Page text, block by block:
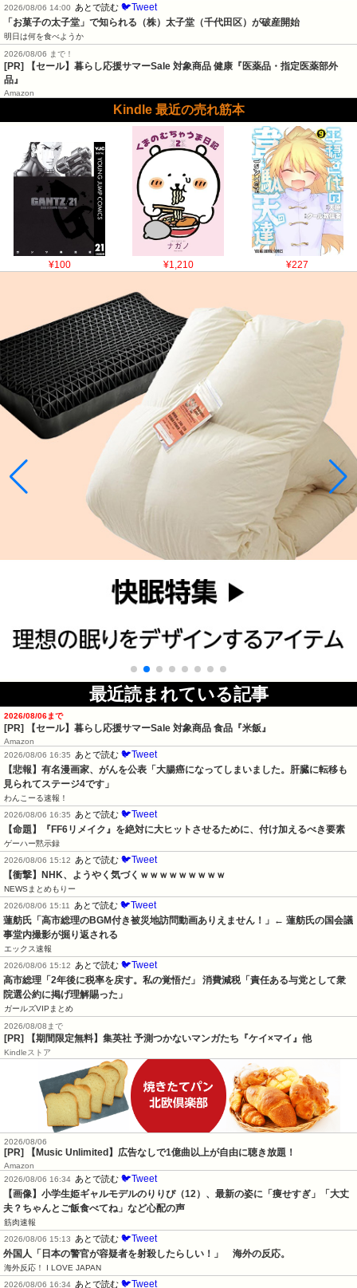
2026/08/06 14:00
あとで読む 🐦Tweet
「お菓子の太子堂」で知られる（株）太子堂（千代田区）が破産開始
明日は何を食べようか
2026/08/06 まで！
[PR]
【セール】暮らし応援サマーSale 対象商品 健康『医薬品・指定医薬部外
品』
Amazon
Kindle 最近の売れ筋本
¥100 ¥1,210 ¥227
最近読まれている記事
2026/08/06まで
[PR] 【セール】暮らし応援サマーSale 対象商品 食品『米飯』
Amazon
2026/08/06 16:35
あとで読む 🐦Tweet
【悲報】有名漫画家、がんを公表「大腸癌になってしまいました。肝臓に転移も
見られてステージ4です」
わんこーる速報！
2026/08/06 16:35
あとで読む 🐦Tweet
【命題】『FF6リメイク』を絶対に大ヒットさせるために、付け加えるべき要素
ゲーハー黙示録
2026/08/06 15:12
あとで読む 🐦Tweet
【衝撃】NHK、ようやく気づくｗｗｗｗｗｗｗｗｗ
NEWSまとめもりー
2026/08/06 15:11
あとで読む 🐦Tweet
蓮舫氏「高市総理のBGM付き被災地訪問動画ありえません！」← 蓮舫氏の国会議
事堂内撮影が掘り返される
エックス速報
2026/08/06 15:12
あとで読む 🐦Tweet
高市総理「2年後に税率を戻す。私の覚悟だ」 消費減税「責任ある与党として衆
院選公約に掲げ理解賜った」
ガールズVIPまとめ
2026/08/08まで
[PR] 【期間限定無料】集英社 予測つかないマンガたち『ケイ×マイ』他
Kindleストア
2026/08/06
[PR] 【Music Unlimited】広告なしで1億曲以上が自由に聴き放題！
Amazon
2026/08/06 16:34 あとで読む 🐦Tweet
【画像】小学生姫ギャルモデルのりりぴ（12）、最新の姿に「痩せすぎ」「大丈
夫？ちゃんとご飯食べてね」など心配の声
筋肉速報
2026/08/06 15:13
あとで読む 🐦Tweet
外国人「日本の警官が容疑者を射殺したらしい！」　海外の反応。
海外反応！ I LOVE JAPAN
2026/08/06 16:34 あとで読む 🐦Tweet